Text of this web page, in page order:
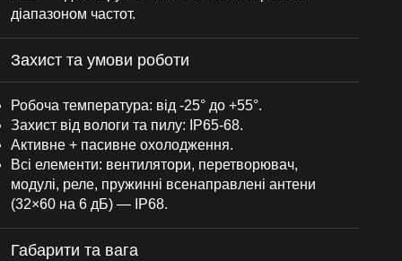
діапазоном частот.
Захист та умови роботи
Робоча температура: від -25° до +55°.
Захист від вологи та пилу: IP65-68.
Активне + пасивне охолодження.
Всі елементи: вентилятори, перетворювач,
модулі, реле, пружинні всенаправлені антени
(32×60 на 6 дБ) — IP68.
Габарити та вага